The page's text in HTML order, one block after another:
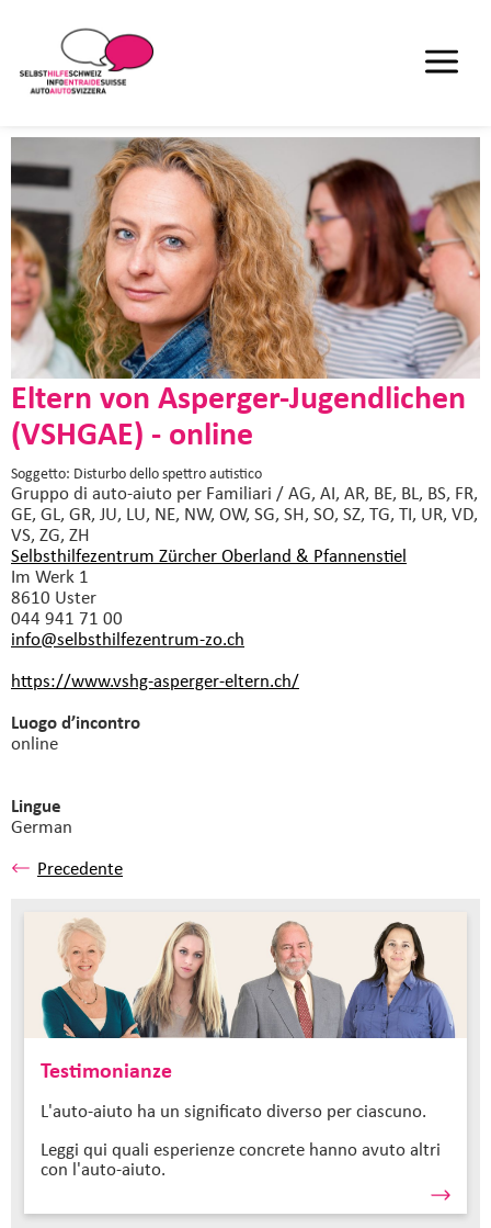
Eltern von Asperger-Jugendlichen
(VSHGAE) - online
Soggetto: Disturbo dello spettro autistico
Gruppo di auto-aiuto per Familiari / AG, AI, AR, BE, BL, BS, FR,
GE, GL, GR, JU, LU, NE, NW, OW, SG, SH, SO, SZ, TG, TI, UR, VD,
VS, ZG, ZH
Selbsthilfezentrum Zürcher Oberland & Pfannenstiel
Im Werk 1
8610 Uster
044 941 71 00
info@selbsthilfezentrum-zo.ch
https://www.vshg-asperger-eltern.ch/
Luogo d’incontro
online
Lingue
German
Precedente
Testimonianze
L'auto-aiuto ha un significato diverso per ciascuno.
Leggi qui quali esperienze concrete hanno avuto altri
con l'auto-aiuto.